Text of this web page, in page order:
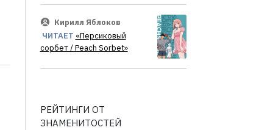
Кирилл Яблоков
ЧИТАЕТ «Персиковый
сорбет / Peach Sorbet»
РЕЙТИНГИ ОТ
ЗНАМЕНИТОСТЕЙ